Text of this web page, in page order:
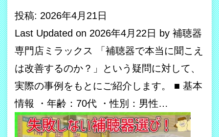
投稿: 2026年4月21日
Last Updated on 2026年4月22日 by 補聴器
専門店ミラックス 「補聴器で本当に聞こえ
は改善するのか？」という疑問に対して、
実際の事例をもとにご紹介します。 ■ 基本
情報 ・年齢：70代 ・性別：男性…